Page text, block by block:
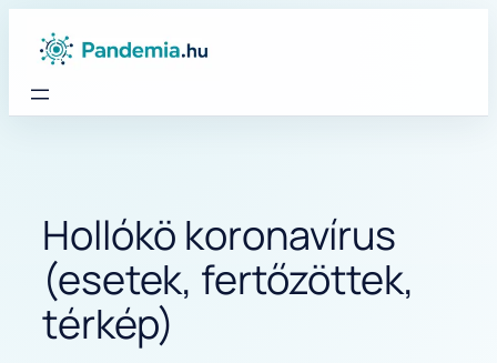
Hollókö koronavírus
(esetek, fertőzöttek,
térkép)